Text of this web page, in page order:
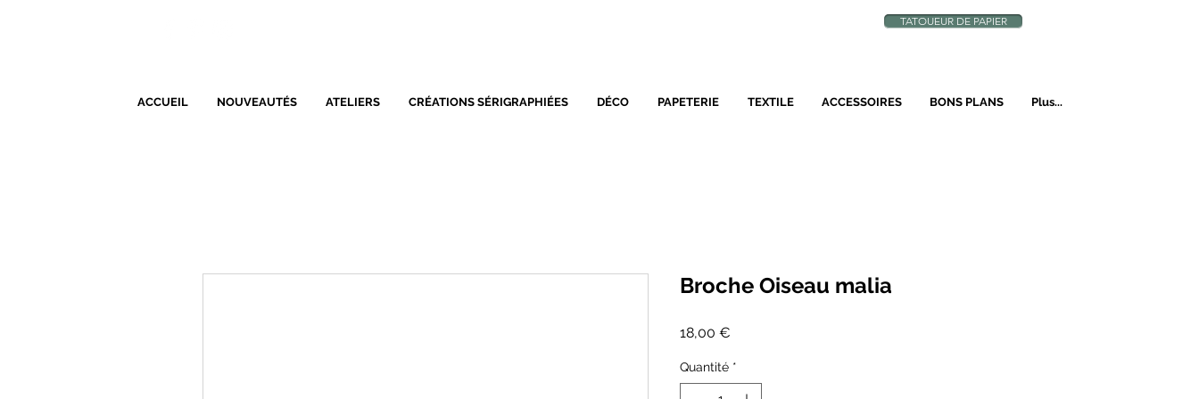
TATOUEUR DE PAPIER
ACCUEIL NOUVEAUTÉS ATELIERS CRÉATIONS SÉRIGRAPHIÉES DÉCO PAPETERIE TEXTILE ACCESSOIRES BONS PLANS Plus...
Broche Oiseau malia
18,00 €
Quantité *